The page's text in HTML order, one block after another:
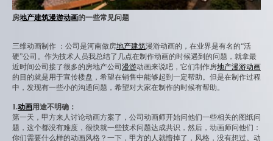
房地产建筑漫游动画的一些常见问题
三维动画制作 ：公司是河南做房地产建筑漫游动画的，在业界是有名的“活
硬”公司。作为技术人员我总结了几点在制作动画的时候遇到的问题，就拿最
近时间公司接了很多的房地产公司 漫游动画来说吧，它们制作房地产漫游动画
的目的就是用于宣传楼盘，希望在销售中能够起到一定帮助。但是在制作过程
中，发现有一些小的沟通问题，希望对大家在制作的时候有帮助。
1.动画用途不明确：
第一天，甲方来人讨论动画方案了，公司动画师开始问他们一些相关的图纸问
题，这个都没有难度，很快就一些技术问题达成共识，然后，动画师问他们：
你们需要什么样的动画风格？一下，甲方的人就懵掉了，风格，没有想过。动